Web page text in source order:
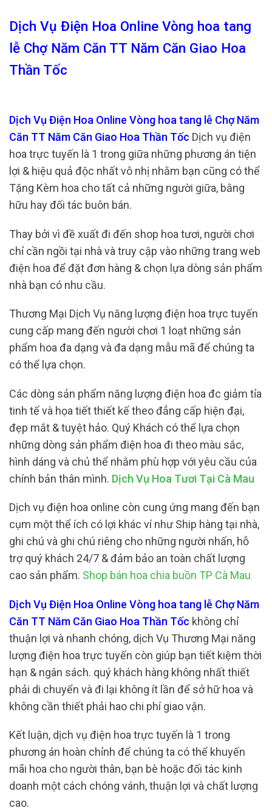
Dịch Vụ Điện Hoa Online Vòng hoa tang
lễ Chợ Năm Căn TT Năm Căn Giao Hoa
Thần Tốc
Dịch Vụ Điện Hoa Online Vòng hoa tang lễ Chợ Năm
Căn TT Năm Căn Giao Hoa Thần Tốc Dịch vụ điện
hoa trực tuyến là 1 trong giữa những phương án tiện
lợi & hiệu quả độc nhất vô nhị nhằm bạn cũng có thể
Tặng Kèm hoa cho tất cả những người giữa, bằng
hữu hay đối tác buôn bán.
Thay bởi vì đề xuất đi đến shop hoa tươi, người chơi
chỉ cần ngồi tại nhà và truy cập vào những trang web
điện hoa để đặt đơn hàng & chọn lựa dòng sản phẩm
nhà bạn có nhu cầu.
Thương Mại Dịch Vụ năng lượng điện hoa trực tuyến
cung cấp mang đến người chơi 1 loạt những sản
phẩm hoa đa dạng và đa dạng mẫu mã để chúng ta
có thể lựa chọn.
Các dòng sản phẩm năng lượng điện hoa đc giảm tỉa
tinh tế và họa tiết thiết kế theo đẳng cấp hiện đại,
đẹp mắt & tuyệt hảo. Quý Khách có thể lựa chọn
những dòng sản phẩm điện hoa đi theo màu sắc,
hình dáng và chủ thể nhằm phù hợp với yêu cầu của
chính bản thân mình. Dịch Vụ Hoa Tươi Tại Cà Mau
Dịch vụ điện hoa online còn cung ứng mang đến bạn
cụm một thể ích có lợi khác ví như Ship hàng tại nhà,
ghi chú và ghi chú riêng cho những người nhấn, hỗ
trợ quý khách 24/7 & đảm bảo an toàn chất lượng
cao sản phẩm. Shop bán hoa chia buồn TP Cà Mau
Dịch Vụ Điện Hoa Online Vòng hoa tang lễ Chợ Năm
Căn TT Năm Căn Giao Hoa Thần Tốc không chỉ
thuận lợi và nhanh chóng, dịch Vụ Thương Mại năng
lượng điện hoa trực tuyến còn giúp bạn tiết kiệm thời
hạn & ngân sách. quý khách hàng không nhất thiết
phải di chuyển và đi lại không ít lần để sở hữ hoa và
không cần thiết phải hao chi phí giao vận.
Kết luận, dịch vụ điện hoa trực tuyến là 1 trong
phương án hoàn chỉnh để chúng ta có thể khuyến
mãi hoa cho người thân, bạn bè hoặc đối tác kinh
doanh một cách chóng vánh, thuận lợi và chất lượng
cao.